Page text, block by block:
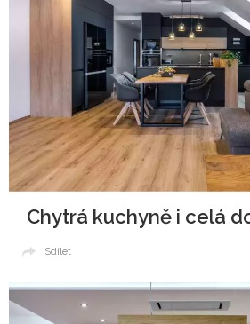
Chytrá kuchyně i celá
Sdílet